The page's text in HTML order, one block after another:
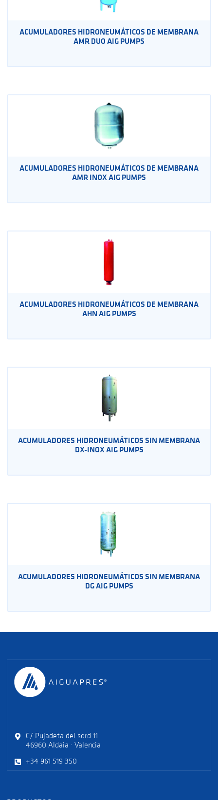
ACUMULADORES HIDRONEUMÁTICOS DE MEMBRANA
AMR DUO AIG PUMPS
ACUMULADORES HIDRONEUMÁTICOS DE MEMBRANA
AMR INOX AIG PUMPS
ACUMULADORES HIDRONEUMÁTICOS DE MEMBRANA
AHN AIG PUMPS
ACUMULADORES HIDRONEUMÁTICOS SIN MEMBRANA
DX-INOX AIG PUMPS
ACUMULADORES HIDRONEUMÁTICOS SIN MEMBRANA
DG AIG PUMPS
C/ Pujadeta del sord 11
46960 Aldaia · Valencia
+34 961 519 350